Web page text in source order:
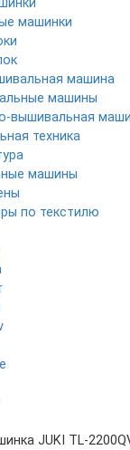
машинки
машина
машины
вышивальная
техника
машины
по текстилю
JUKI TL-